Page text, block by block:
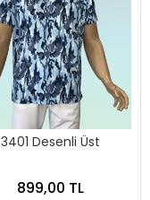
3401 Desenli Üst
899,00 TL